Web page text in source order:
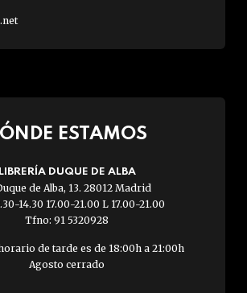
ESTAMOS
LIBRERÍA DUQUE DE ALBA
de Alba, 13. 28012 Madrid
14.30 17.00-21.00 L 17.00-21.00
Tfno: 91 5320928
de tarde es de 18:00h a 21:00h
Agosto cerrado